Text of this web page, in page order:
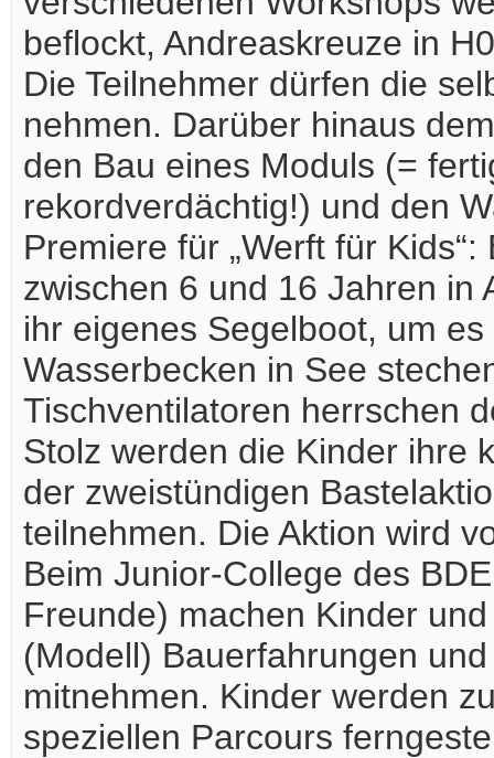
beflockt, Andreaskreuze in
Die Teilnehmer dürfen die
nehmen. Darüber hinaus
den Bau eines Moduls (=
rekordverdächtig!) und den
Premiere für „Werft für
zwischen 6 und 16 Jahren in
ihr eigenes Segelboot, um
Wasserbecken in See
Tischventilatoren herrschen
Stolz werden die Kinder ihre
der zweistündigen
teilnehmen. Die Aktion wird
Beim Junior-College des
Freunde) machen Kinder
(Modell) Bauerfahrungen
mitnehmen. Kinder werden
speziellen Parcours